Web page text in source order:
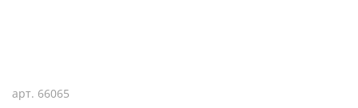
арт. 66065